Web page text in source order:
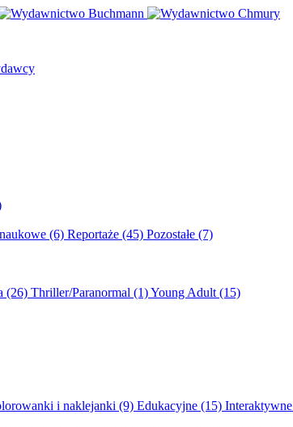
(6) Reportaże (45) Pozostałe (7)
(26) Thriller/Paranormal (1)Young Adult (15)
i naklejanki (9) Edukacyjne (15) Interaktywne